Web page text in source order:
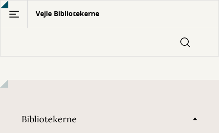
Gå
hovedindhold
Vejle Bibliotekerne
Bibliotekerne